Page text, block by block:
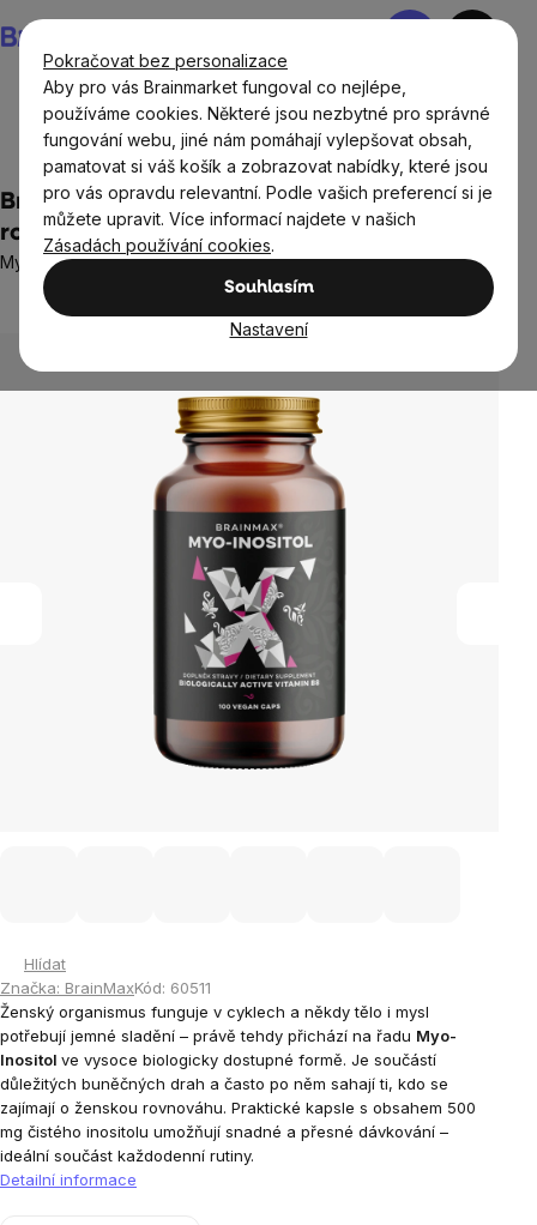
Pokračovat bez personalizace
Aby pro vás Brainmarket fungoval co nejlépe,
používáme cookies. Některé jsou nezbytné pro správné
fungování webu, jiné nám pomáhají vylepšovat obsah,
pamatovat si váš košík a zobrazovat nabídky, které jsou
pro vás opravdu relevantní. Podle vašich preferencí si je
můžete upravit. Více informací najdete v našich
Zásadách používání cookies.
Souhlasím
Nastavení
na
obsah
Nákupní
Ženy Doplňky stravy pro ženy
BrainMax Myo-Inositol, 500 mg, 100
rostlinných kapslí
Myo-inositol pro ženskou rovnováhu, doplněk stravy
Průměrné
produktu
Hlídat
Značka: BrainMaxKód: 60511
Ženský organismus funguje v cyklech a někdy tělo i mysl
potřebují jemné sladění – právě tehdy přichází na řadu Myo-
Inositol ve vysoce biologicky dostupné formě. Je součástí
důležitých buněčných drah a často po něm sahají ti, kdo se
zajímají o ženskou rovnováhu. Praktické kapsle s obsahem 500
mg čistého inositolu umožňují snadné a přesné dávkování –
ideální součást každodenní rutiny.
Detailní informace